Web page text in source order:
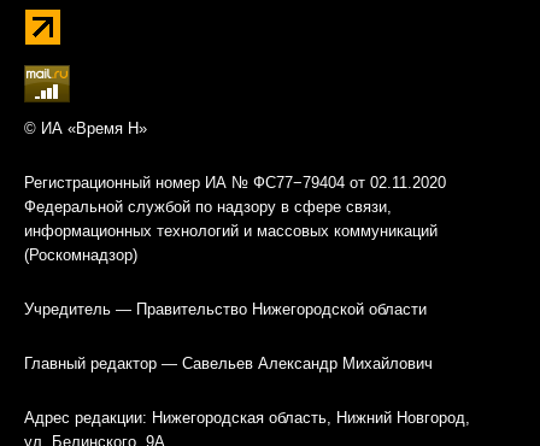
© ИА «Время Н»
Регистрационный номер ИА № ФС77−79404 от 02.11.2020
Федеральной службой по надзору в сфере связи,
информационных технологий и массовых коммуникаций
(Роскомнадзор)
Учредитель — Правительство Нижегородской области
Главный редактор — Савельев Александр Михайлович
Адрес редакции: Нижегородская область, Нижний Новгород,
ул. Белинского, 9А